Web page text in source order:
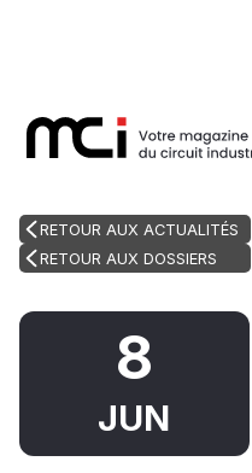
RETOUR AUX ACTUALITÉS
RETOUR AUX DOSSIERS
8
JUN